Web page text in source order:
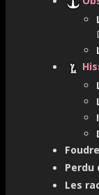
Perdu
Les